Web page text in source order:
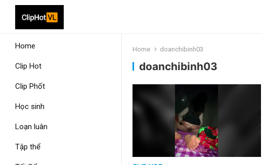
Home
Clip Hot
Clip Phốt
Học sinh
Loạn luân
Tập thể
Home doanchibinh03
doanchibinh03